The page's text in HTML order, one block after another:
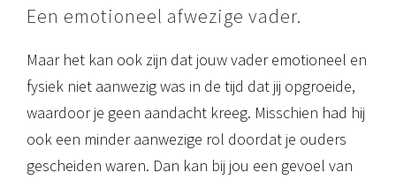
Een emotioneel afwezige vader.
Maar het kan ook zijn dat jouw vader emotioneel en
fysiek niet aanwezig was in de tijd dat jij opgroeide,
waardoor je geen aandacht kreeg. Misschien had hij
ook een minder aanwezige rol doordat je ouders
gescheiden waren. Dan kan bij jou een gevoel van